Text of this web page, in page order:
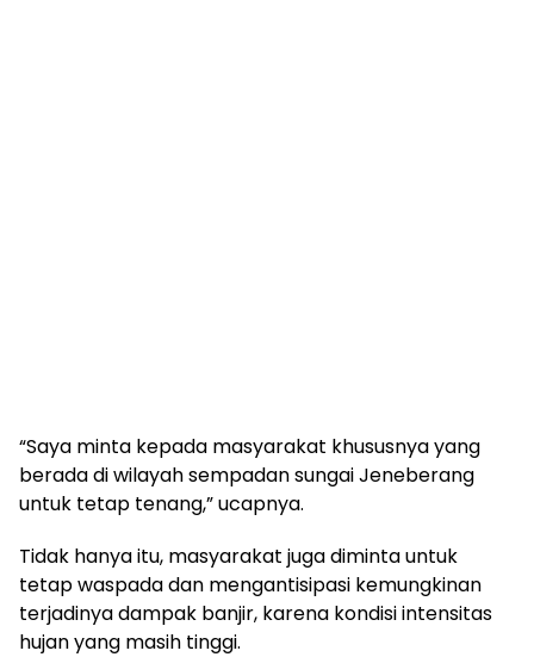
“Saya minta kepada masyarakat khususnya yang
berada di wilayah sempadan sungai Jeneberang
untuk tetap tenang,” ucapnya.
Tidak hanya itu, masyarakat juga diminta untuk
tetap waspada dan mengantisipasi kemungkinan
terjadinya dampak banjir, karena kondisi intensitas
hujan yang masih tinggi.